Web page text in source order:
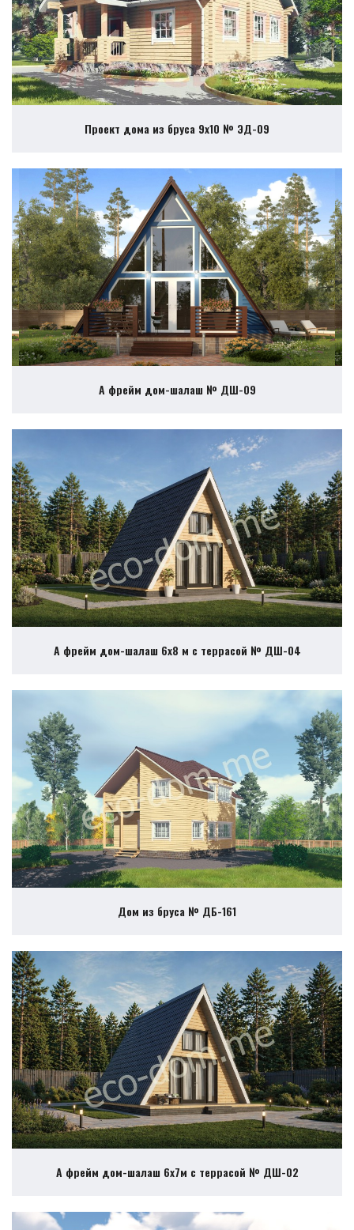
Проект дома из бруса 9х10 № ЭД-09
А фрейм дом-шалаш № ДШ-09
А фрейм дом-шалаш 6х8 м с террасой № ДШ-04
Дом из бруса № ДБ-161
А фрейм дом-шалаш 6х7м с террасой № ДШ-02